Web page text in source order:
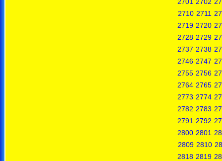
2710 2711
2719 2720
2728 2729
2737 2738
2746 2747
2755 2756
2764 2765
2773 2774
2782 2783
2791 2792
2800 2801
2809 2810
2818 2819